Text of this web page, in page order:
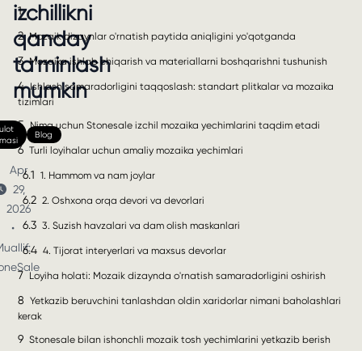
izchillikni
qanday
ta'minlash
mumkin
Blog
Apr
29,
2026
•
1
2 Mozaik dizaynlar o'rnatish paytida aniqligini yo'qotganda
3 Mozaika ishlab chiqarish va materiallarni boshqarishni tushunish
4 Ishlash samaradorligini taqqoslash: standart plitkalar va mozaika
tizimlari
5 Nima uchun Stonesale izchil mozaika yechimlarini taqdim etadi
6 Turli loyihalar uchun amaliy mozaika yechimlari
6.1 1. Hammom va nam joylar
6.2 2. Oshxona orqa devori va devorlari
6.3 3. Suzish havzalari va dam olish maskanlari
6.4 4. Tijorat interyerlari va maxsus devorlar
7 Loyiha holati: Mozaik dizaynda o'rnatish samaradorligini oshirish
8 Yetkazib beruvchini tanlashdan oldin xaridorlar nimani baholashlari
kerak
9 Stonesale bilan ishonchli mozaik tosh yechimlarini yetkazib berish